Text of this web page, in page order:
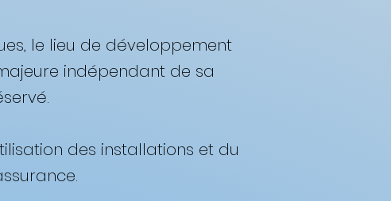
le lieu de développement
indépendant de sa
des installations et du